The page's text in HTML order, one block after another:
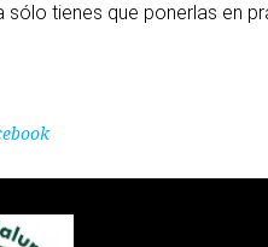
sólo tienes que ponerlas en